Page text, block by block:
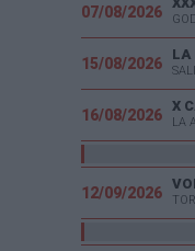
07/08/2026
15/08/2026
LA
16/08/2026
X
LA
12/09/2026